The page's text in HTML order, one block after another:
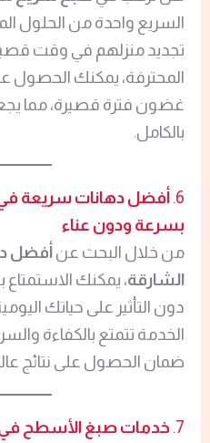
السريع واحدة من الحلول
تجديد منزلهم في وقت
المحترفة، يمكنك الحصول
غضون فترة قصيرة، مما
بالكامل.
6. أفضل دهانات سريعة
بسرعة ودون عناء
من خلال البحث عنأفضل
الشارقة، يمكنك
دون التأثير على حياتك
الخدمة تتمتع بالكفاءة
ضمان الحصول على نتائج
7. خدمات صبغ الأسطح